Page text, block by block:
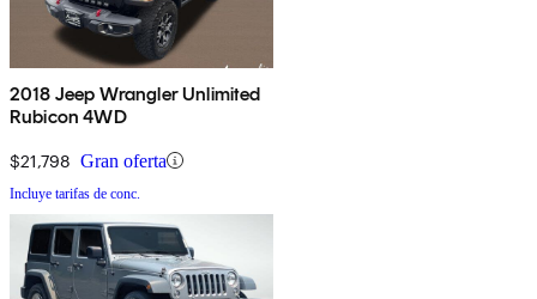
2018 Jeep Wrangler Unlimited
Rubicon 4WD
$21,798 Gran oferta
Incluye tarifas de conc.